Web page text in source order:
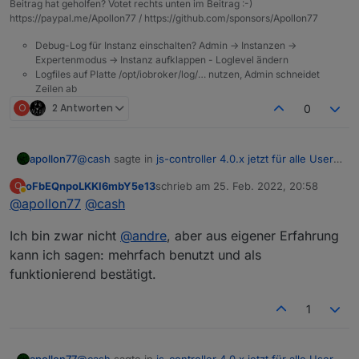
Beitrag hat geholfen? Votet rechts unten im Beitrag :-)
https://paypal.me/Apollon77 / https://github.com/sponsors/Apollon77
Debug-Log für Instanz einschalten? Admin -> Instanzen ->
Expertenmodus -> Instanz aufklappen - Loglevel ändern
Logfiles auf Platte /opt/iobroker/log/… nutzen, Admin schneidet
Zeilen ab
O 2 Antworten 0
apollon77@cash sagte in js-controller 4.0.x jetzt für alle User
noch 2 Fragen bevor ich es mache: darf ich
(buanet) machen?
andre ? :-)
Im Fehlerfall soll man eine Datei editieren? Wie
O
Abwesend
oFbEQnpoLKKl6mbY5e13schrieb am 25. Feb. 2022, 20:58
zuletzt editiert von
@apollon77 @cash
Ich bin zwar nicht @andre, aber aus eigener Erfahrung
kann ich sagen: mehrfach benutzt und als
funktionierend bestätigt.
1